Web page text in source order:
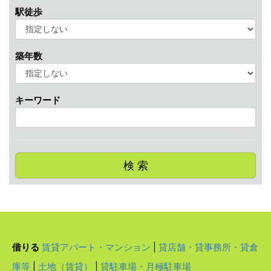
駅徒歩
築年数
キーワード
検 索
借りる 賃貸アパート・マンション
貸店舗・貸事務所・貸倉
庫等
土地（賃貸） 貸駐車場・月極駐車場